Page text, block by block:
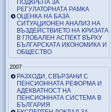
ПОДКРЕПА ЗА
РЕГУЛАТОРНАТА РАМКА
ОЦЕНКА НА БАЗА
СИТУАЦИОНЕН АНАЛИЗ НА
ВЪЗДЕЙСТВИЕТО НА КРИЗАТА
В ГЛОБАЛЕН АСПЕКТ ВЪРХУ
БЪЛГАРСКАТА ИКОНОМИКА И
ОБЩЕСТВО
2007
РАЗХОДИ, СВЪРЗАНИ С
ПЕНСИОННАТА РЕФОРМА И
АДЕКВАТНОСТ НА
ПЕНСИОННАТА СИСТЕМА В
БЪЛГАРИЯ